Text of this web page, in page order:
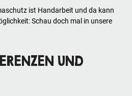
ist Handarbeit und da kann
Schau doch mal in unsere
UND